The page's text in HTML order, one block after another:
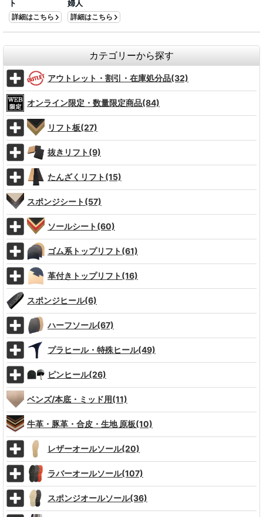
ト
詳細はこちら
婦人
詳細はこちら
カテゴリーから探す
アウトレット・割引・在庫処分品(32)
オンライン限定・数量限定商品(84)
リフト板(27)
抜きリフト(9)
たんざくリフト(15)
スポンジシート(57)
ソールシート(60)
ゴム系トップリフト(61)
革付きトップリフト(16)
スポンジヒール(6)
ハーフソール(67)
プラヒール・特殊ヒール(49)
ピンヒール(26)
ベンズ/本底・ミッド用(11)
牛革・豚革・合皮・生地 原板(10)
レザーオールソール(20)
ラバーオールソール(107)
スポンジオールソール(36)